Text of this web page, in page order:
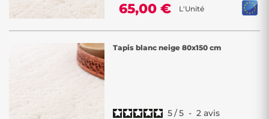
65,00 € L'Unité
Tapis blanc neige 80x150 cm
5/5 - 2 avis